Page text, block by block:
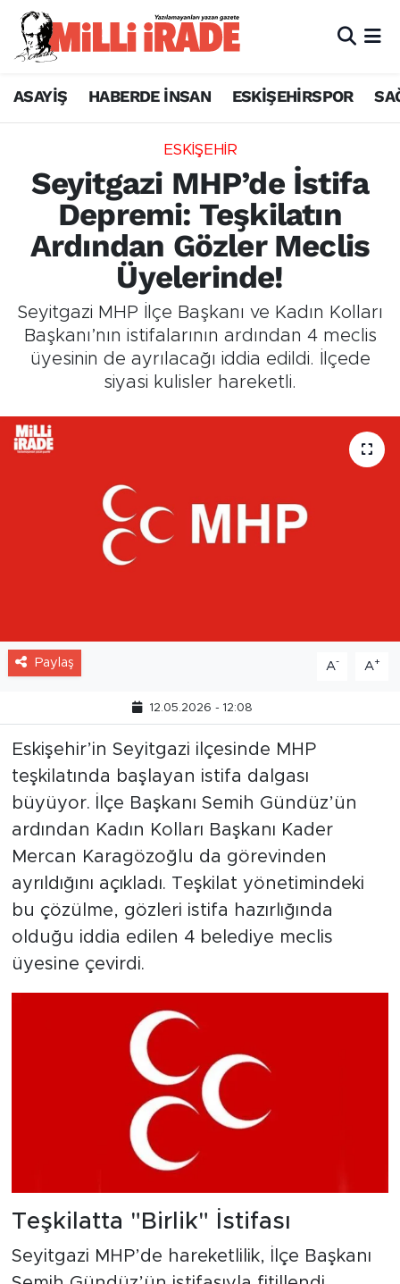
ASAYİŞ HABERDE İNSAN ESKİŞEHİRSPOR
ESKİŞEHİR
Seyitgazi MHP’de İstifa
Depremi: Teşkilatın
Ardından Gözler Meclis
Üyelerinde!
Seyitgazi MHP İlçe Başkanı ve Kadın Kolları
Başkanı’nın istifalarının ardından 4 meclis
üyesinin de ayrılacağı iddia edildi. İlçede
siyasi kulisler hareketli.
Paylaş A- A+
12.05.2026 - 12:08
Eskişehir’in Seyitgazi ilçesinde MHP
teşkilatında başlayan istifa dalgası
büyüyor. İlçe Başkanı Semih Gündüz’ün
ardından Kadın Kolları Başkanı Kader
Mercan Karagözoğlu da görevinden
ayrıldığını açıkladı. Teşkilat yönetimindeki
bu çözülme, gözleri istifa hazırlığında
olduğu iddia edilen 4 belediye meclis
üyesine çevirdi.
Teşkilatta "Birlik" İstifası
Seyitgazi MHP’de hareketlilik, İlçe Başkanı